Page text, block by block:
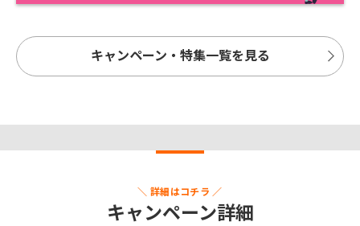
キャンペーン・特集一覧を見る
＼ 詳細はコチラ ／
キャンペーン詳細